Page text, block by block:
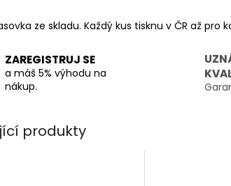
ze skladu. Každý kus tisknu v ČR až
ZAREGISTRUJ SE
a máš 5% výhodu na
nákup.
produkty